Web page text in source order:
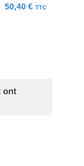
50,40 € TTC
ont